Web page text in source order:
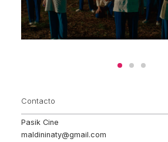
Contacto
Pasik Cine
maldininaty@gmail.com